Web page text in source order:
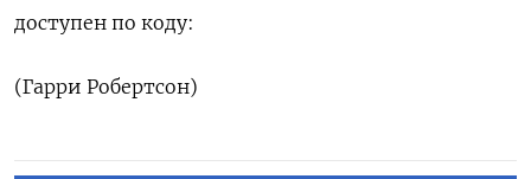
доступен ‌по коду:
(Гарри Робертсон)